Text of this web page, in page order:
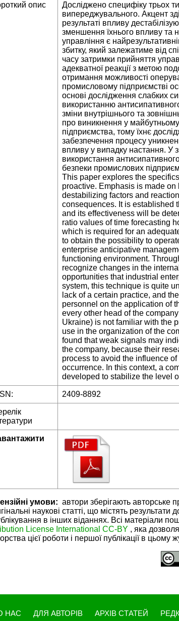
опис
Досліджено специфіку трьох
випереджувального. Акцент
результаті впливу
зменшення їхнього впливу та
управління є
збитку, який залежатиме від
часу затримки прийняття
адекватної реакції з метою
отримання можливості
промисловому підприємстві
основі дослідження слабких
використанню
зміни внутрішнього та
про виникнення у майбутньому
підприємства, тому їхнє
забезпечення процесу
впливу у випадку настання. У
використання
безпеки промислових
This paper explores the
proactive. Emphasis is made
destabilizing factors and
consequences. It is established
and its effectiveness will be
ratio values of time forecasting
which is required for an
to obtain the possibility to
enterprise anticipative
functioning environment.
recognize changes in the
opportunities that industrial
system, this technique is quite
lack of a certain practice, and
personnel on the application of
every other head of the
Ukraine) is not familiar with the
use in the organization of the
found that weak signals may
the company, because their
process to avoid the influence
occurrence. In this context, a
developed to stabilize the level
2409-8892
умови: автори зберігають авторське
наукові статті, що містять
в інших віданнях. Всі матеріали
License International CC-BY , яка
цієї роботи і першої публікації в цьому
НАС ДЛЯ АВТОРІВ АРХІВ СТАТЕЙ